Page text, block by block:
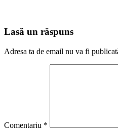
Lasă un răspuns
Adresa ta de email nu va fi
Comentariu *